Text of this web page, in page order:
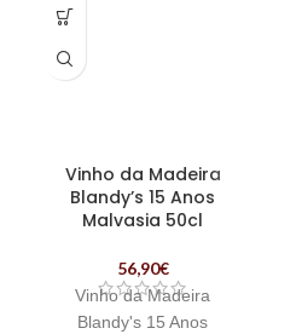
Vinho da Madeira
Blandy’s 15 Anos
Malvasia 50cl
56,90€
Vinho da Madeira
Blandy's 15 Anos